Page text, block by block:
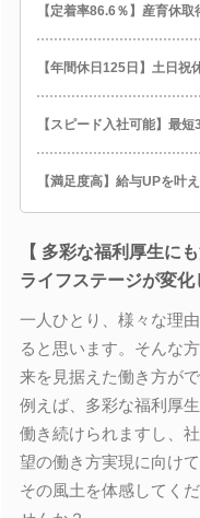
【定着率86.6％】産育休
【年間休日125日】土日祝
【スピード入社可能】最短
【満足度高】給与UPを叶
【 多彩な福利厚生に
ライフステージが変化
一人ひとり、様々な理
ると思います。そんな
来を見据えた働き方が
例えば、多彩な福利厚
働き続けられますし、
望の働き方実現に向け
その風土を体感してく